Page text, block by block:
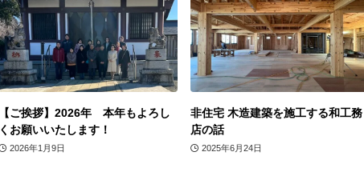
【ご挨拶】2026年 本年もよろし
くお願いいたします！
2026年1月9日
非住宅 木造建築を施工する和工務
店の話
2025年6月24日